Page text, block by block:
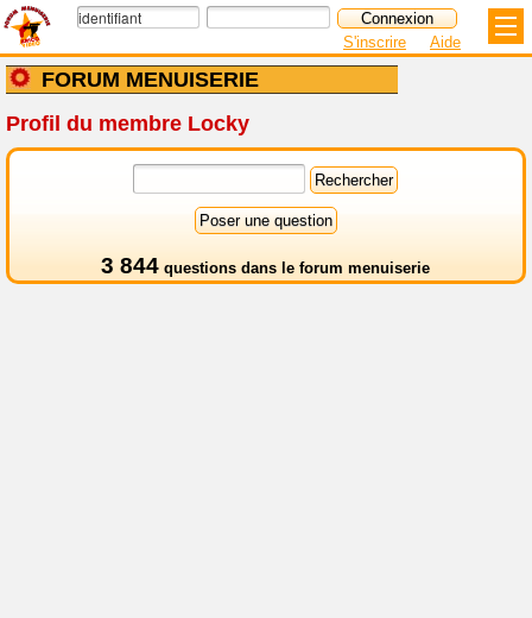
FORUM MENUISERIE
S'inscrire Aide
Profil du membre Locky
3 844 questions dans le forum menuiserie